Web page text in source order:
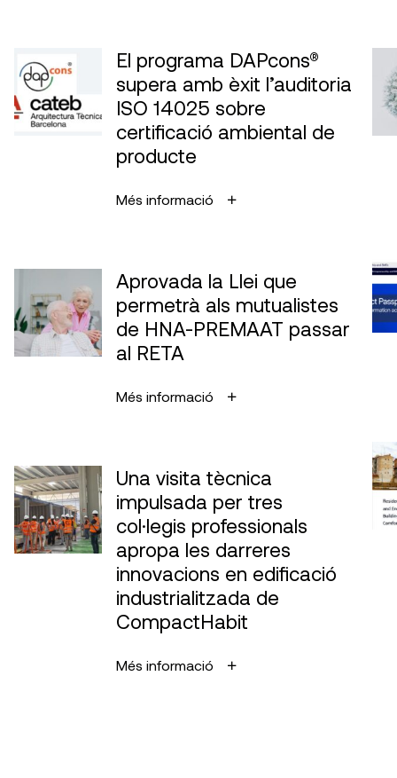
El programa DAPcons®
supera amb èxit l’auditoria
ISO 14025 sobre
certificació ambiental de
producte
Més informació
Aprovada la Llei que
permetrà als mutualistes
de HNA-PREMAAT passar
al RETA
Més informació
Una visita tècnica
impulsada per tres
col·legis professionals
apropa les darreres
innovacions en edificació
industrialitzada de
CompactHabit
Més informació